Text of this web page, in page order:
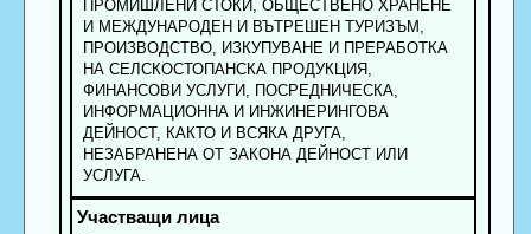
ПРОМИШЛЕНИ СТОКИ, ОБЩЕСТВЕНО ХРАНЕНЕ
И МЕЖДУНАРОДЕН И ВЪТРЕШЕН ТУРИЗЪМ,
ПРОИЗВОДСТВО, ИЗКУПУВАНЕ И ПРЕРАБОТКА
НА СЕЛСКОСТОПАНСКА ПРОДУКЦИЯ,
ФИНАНСОВИ УСЛУГИ, ПОСРЕДНИЧЕСКА,
ИНФОРМАЦИОННА И ИНЖИНЕРИНГОВА
ДЕЙНОСТ, КАКТО И ВСЯКА ДРУГА,
НЕЗАБРАНЕНА ОТ ЗАКОНА ДЕЙНОСТ ИЛИ
УСЛУГА.